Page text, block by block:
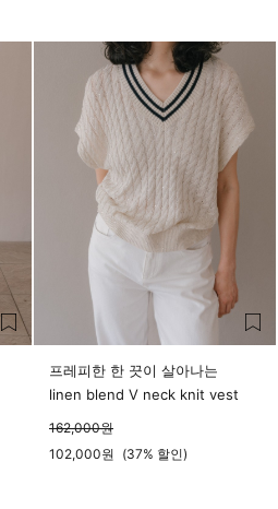
프레피한 한 끗이 살아나는
linen blend V neck knit vest
162,000원
102,000원 (37% 할인)